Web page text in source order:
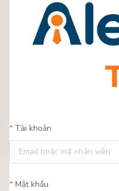
Tài khoản
Mật khẩu